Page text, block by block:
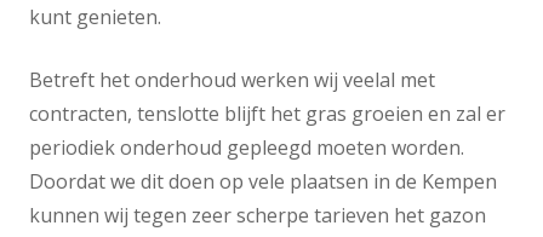
kunt genieten.
Betreft het onderhoud werken wij veelal met
contracten, tenslotte blijft het gras groeien en zal er
periodiek onderhoud gepleegd moeten worden.
Doordat we dit doen op vele plaatsen in de Kempen
kunnen wij tegen zeer scherpe tarieven het gazon